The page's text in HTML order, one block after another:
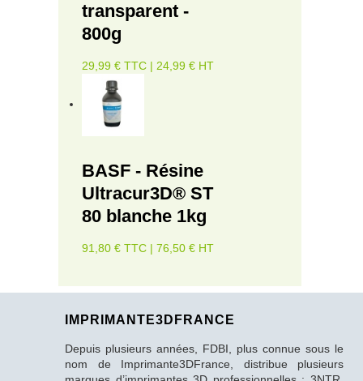
transparent -
800g
29,99 € TTC | 24,99 € HT
BASF - Résine
Ultracur3D® ST
80 blanche 1kg
91,80 € TTC | 76,50 € HT
IMPRIMANTE3DFRANCE
Depuis plusieurs années, FDBI, plus connue sous le
nom de Imprimante3DFrance, distribue plusieurs